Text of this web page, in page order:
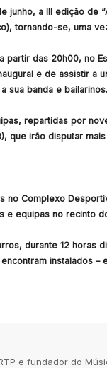
a III edição de
tornando-se, uma
das 20h00, no
e de assistir a
sua banda e bailarinos.
repartidas por
irão disputar
Complexo
e equipas no recinto
durante 12 horas
instalados –
e fundador do